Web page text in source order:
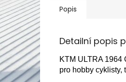
Popis
Detailní popis
KTM ULTRA 1964
pro hobby cyklisty,